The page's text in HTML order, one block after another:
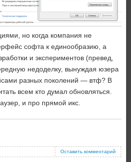
но когда компания не
софта к единообразию, а
и экспериментов (превед,
недоделку, вынуждая юзера
разных поколений — втф? В
всем кто думал обновляться.
и про прямой икс.
Оставить комментарий